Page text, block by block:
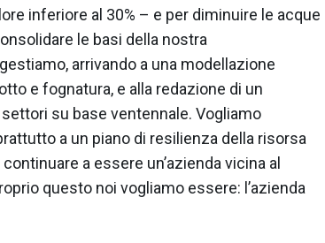
inferiore al 30% – e per diminuire le acque
le basi della nostra
arrivando a una modellazione
e fognatura, e alla redazione di un
su base ventennale. Vogliamo
a un piano di resilienza della risorsa
a essere un’azienda vicina al
questo noi vogliamo essere: l’azienda